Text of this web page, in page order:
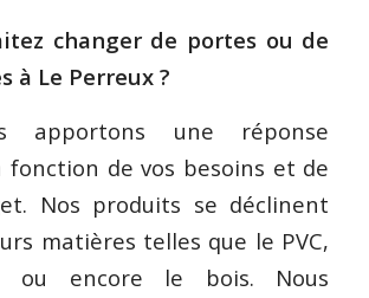
changer de portes ou de
à Le Perreux ?
apportons une réponse
fonction de vos besoins et de
Nos produits se déclinent
matières telles que le PVC,
ou encore le bois. Nous